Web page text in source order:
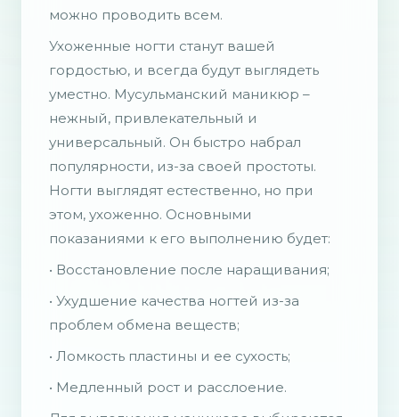
можно проводить всем.
Ухоженные ногти станут вашей
гордостью, и всегда будут выглядеть
уместно. Мусульманский маникюр –
нежный, привлекательный и
универсальный. Он быстро набрал
популярности, из-за своей простоты.
Ногти выглядят естественно, но при
этом, ухоженно. Основными
показаниями к его выполнению будет:
• Восстановление после наращивания;
• Ухудшение качества ногтей из-за
проблем обмена веществ;
• Ломкость пластины и ее сухость;
• Медленный рост и расслоение.